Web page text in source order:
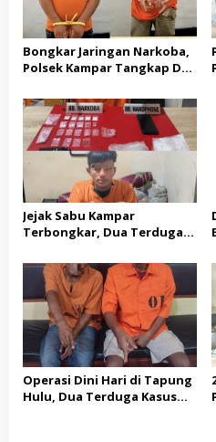
Bongkar Jaringan Narkoba,
Polsek Kampar Tangkap Dua
dan Pil Ekstasi
Jejak Sabu Kampar
Terbongkar, Dua Terduga
Berbeda
Operasi Dini Hari di Tapung
Hulu, Dua Terduga Kasus